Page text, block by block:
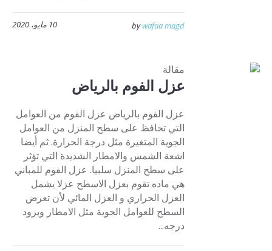
10 مايو، 2020 bywafaa magd
مقالة
عزل الفوم بالرياض
عزل الفوم بالرياض عزل الفوم من العوامل
التي تحافظ على سطح المنزل من العوامل
الجوية المتغيرة مثل درجة الحرارة. ثم أيضا
اشعة الشمس والامطار الشديدة التي تؤثر
على سطح المنزل سلبيا. عزل الفوم للمباني
هي ماده تقوم بعزل الاسطح عزلا يشمل
العزل الحراري و العزل المائي لأن تعرض
السطح للعوامل الجوية مثل الامطار وبرود
درجه...